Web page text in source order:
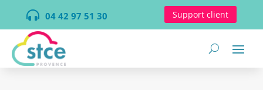
 04 42 97 51 30 Support client